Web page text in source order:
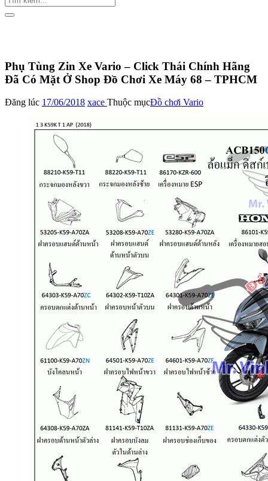
Phụ Tùng Zin Xe Vario – Click Thái Chính Hãng
Đã Có Mặt Ở Shop Đồ Chơi Xe Máy 68 – TPHCM
Đăng lúc 17/06/2018 xace Thuộc mụcĐồ chơi Vario